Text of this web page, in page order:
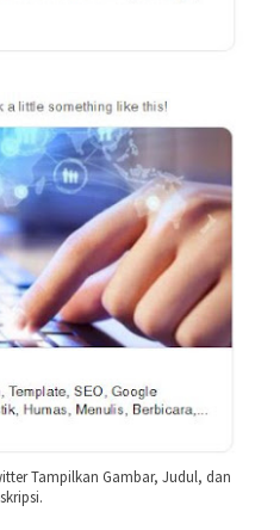
Tampilkan Gambar, Judul, dan